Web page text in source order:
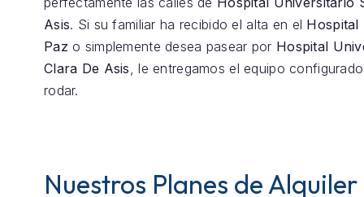
Asis. Si su familiar ha recibido el alta en el Hospital
Paz o simplemente desea pasear por Hospital
Clara De Asis, le entregamos el equipo
rodar.
Nuestros Planes de Alquiler